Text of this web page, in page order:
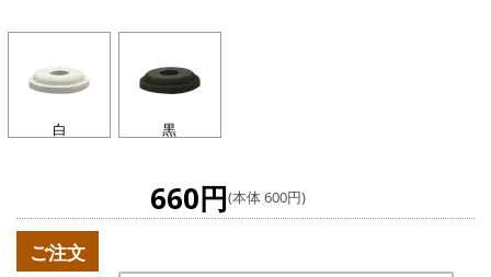
白 黒
660円(本体 600円)
ご注文